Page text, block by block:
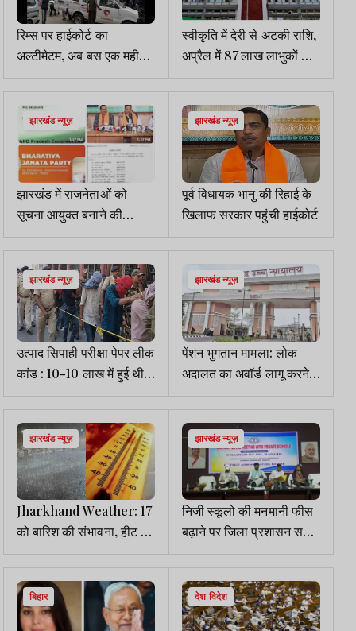
रिम्स पर हाईकोर्ट का
अल्टीमेटम, अब बस एक महीना
बाकी - क्या समय पर होगा
सुधार?
स्वीकृति में देरी से अटकी राशि,
अप्रैल में 87 लाख लाभुकों को
नहीं मिलेगा भुगतान
झारखंड न्यूज़
झारखंड में राजनेताओं को
सूचना आयुक्त बनाने की
पृष्ठभूमि पहले से तैयार थी
झारखंड न्यूज़
पूर्व विधायक भानु की रिहाई के
खिलाफ सरकार पहुंची हाईकोर्ट
झारखंड न्यूज़
उत्पाद सिपाही परीक्षा पेपर लीक
कांड : 10-10 लाख में हुई थी
डील, 179 लोगों पर FIR दर्ज
झारखंड न्यूज़
पेंशन भुगतान मामला: लोक
अदालत का अवॉर्ड लागू करने व
बकाया राशि पर 6% वार्षिक
ब्याज देने का HC का आदेश
झारखंड न्यूज़
Jharkhand Weather: 17
को बारिश की संभावना, हीट वेव
का भी खतरा
झारखंड न्यूज़
निजी स्कूलो की मनमानी फीस
बढ़ाने पर जिला प्रशासन सख्त,
80 सकूलों को भेजा नोटिस
बिहार देश-विदेश